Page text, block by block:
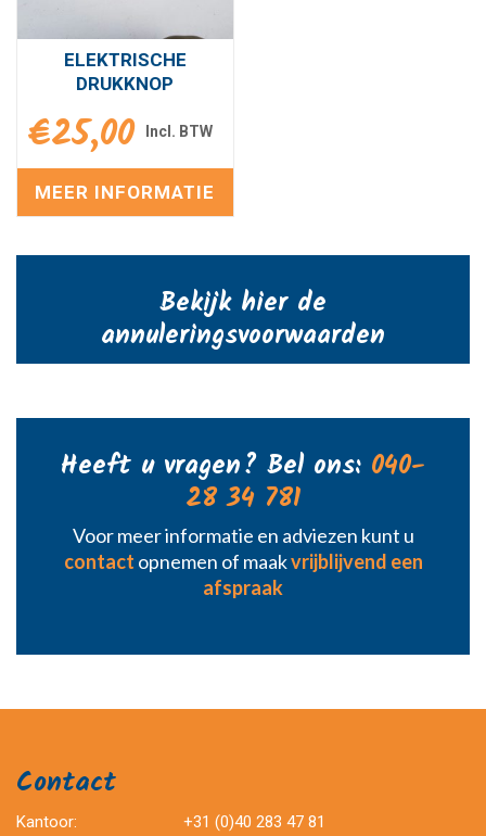
ELEKTRISCHE
DRUKKNOP
€25,00
MEER INFORMATIE
Bekijk hier de
annuleringsvoorwaarden
Heeft u vragen? Bel ons: 040-
28 34 781
Voor meer informatie en adviezen kunt u
contact opnemen of maakvrijblijvend een
afspraak
Contact
Kantoor:
+31 (0)40 283 47 81